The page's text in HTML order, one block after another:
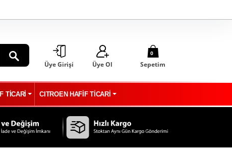
Üye Girişi Üye Ol
0
Sepetim
TİCARİ CITROEN HAFİF TİCARİ